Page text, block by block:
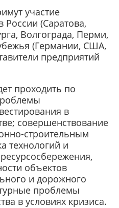
участие
России (Саратова,
Волгограда, Перми,
(Германии, США,
предприятий
проходить по
в
совершенствование
строительным
технологий и
объектов
и дорожного
проблемы
в условиях кризиса.